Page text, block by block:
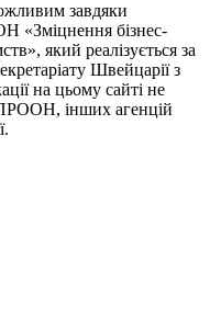
завдяки
«Зміцнення бізнес-
який реалізується за
Швейцарії з
на цьому сайті не
ПРООН, інших агенцій